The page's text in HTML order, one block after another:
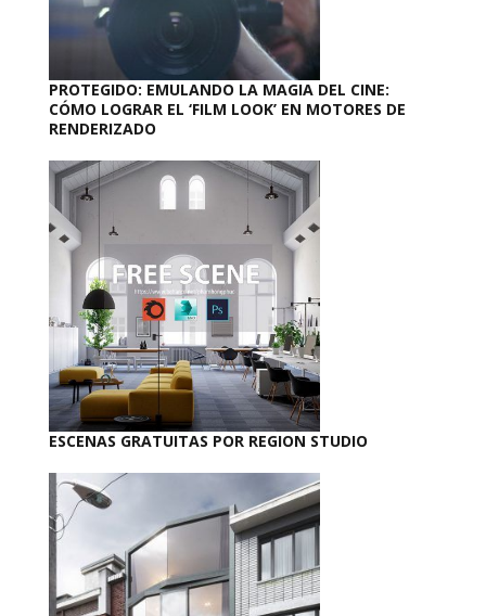
PROTEGIDO: EMULANDO LA MAGIA DEL CINE:
CÓMO LOGRAR EL ‘FILM LOOK’ EN MOTORES DE
RENDERIZADO
ESCENAS GRATUITAS POR REGION STUDIO